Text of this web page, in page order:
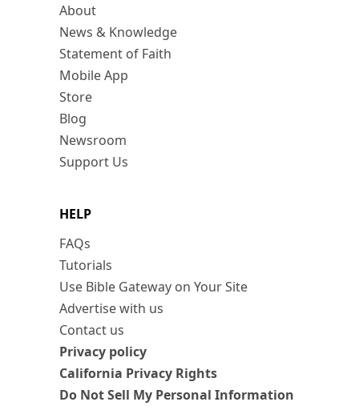
About
News & Knowledge
Statement of Faith
Mobile App
Store
Blog
Newsroom
Support Us
HELP
FAQs
Tutorials
Use Bible Gateway on Your Site
Advertise with us
Contact us
Privacy policy
California Privacy Rights
Do Not Sell My Personal Information